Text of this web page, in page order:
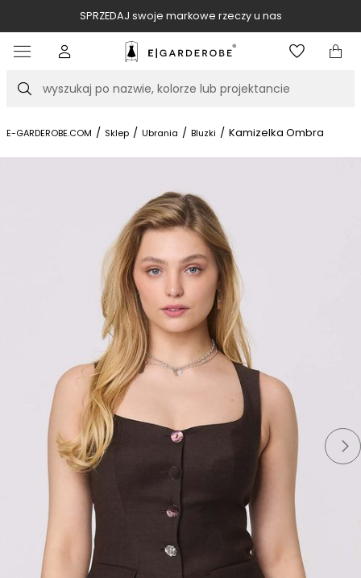
SPRZEDAJ swoje markowe rzeczy u nas
Szukaj
E-GARDEROBE.COM / Sklep / Ubrania / Bluzki / Kamizelka Ombra